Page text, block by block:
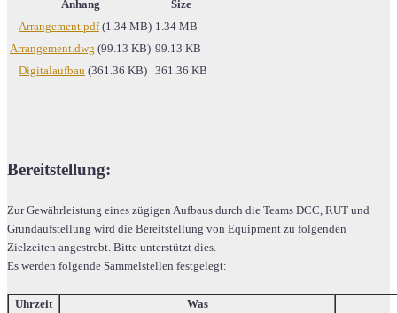
Anhang
Size
Arrangement.pdf (1.34 MB) 1.34 MB
Arrangement.dwg (99.13 KB) 99.13 KB
Digitalaufbau (361.36 KB) 361.36 KB
Bereitstellung:
Zur Gewährleistung eines zügigen Aufbaus durch die Teams DCC, RUT und
Grundaufstellung wird die Bereitstellung von Equipment zu folgenden
Zielzeiten angestrebt. Bitte unterstützt dies.
Es werden folgende Sammelstellen festgelegt:
Uhrzeit
Was